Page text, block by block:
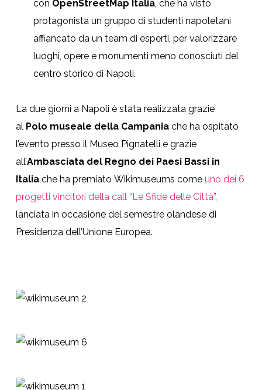
con OpenStreetMap Italia, che ha visto
protagonista un gruppo di studenti napoletani
affiancato da un team di esperti, per valorizzare
luoghi, opere e monumenti meno conosciuti del
centro storico di Napoli.
La due giorni a Napoli è stata realizzata grazie
al Polo museale della Campania che ha ospitato
l’evento presso il Museo Pignatelli e grazie
all’Ambasciata del Regno dei Paesi Bassi in
Italia che ha premiato Wikimuseums come uno dei 6
progetti vincitori della call “Le Sfide delle Città”,
lanciata in occasione del semestre olandese di
Presidenza dell’Unione Europea.